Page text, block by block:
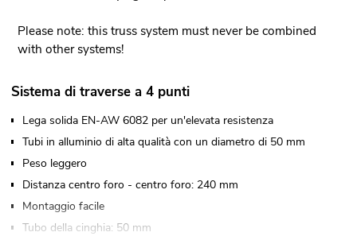
Please note: this truss system must never be combined
with other systems!
Sistema di traverse a 4 punti
Lega solida EN-AW 6082 per un'elevata resistenza
Tubi in alluminio di alta qualità con un diametro di 50 mm
Peso leggero
Distanza centro foro - centro foro: 240 mm
Montaggio facile
Tubo della cinghia: 50 mm